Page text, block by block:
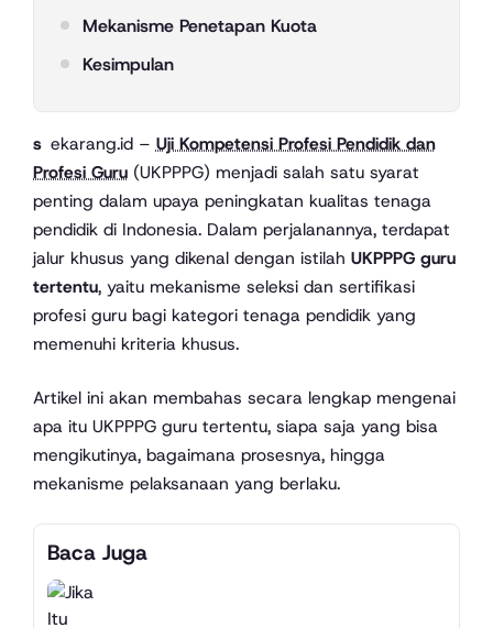
Mekanisme Penetapan Kuota
Kesimpulan
sekarang.id – Uji Kompetensi Profesi Pendidik dan
Profesi Guru (UKPPPG) menjadi salah satu syarat
penting dalam upaya peningkatan kualitas tenaga
pendidik di Indonesia. Dalam perjalanannya, terdapat
jalur khusus yang dikenal dengan istilah UKPPPG guru
tertentu, yaitu mekanisme seleksi dan sertifikasi
profesi guru bagi kategori tenaga pendidik yang
memenuhi kriteria khusus.
Artikel ini akan membahas secara lengkap mengenai
apa itu UKPPPG guru tertentu, siapa saja yang bisa
mengikutinya, bagaimana prosesnya, hingga
mekanisme pelaksanaan yang berlaku.
Baca Juga